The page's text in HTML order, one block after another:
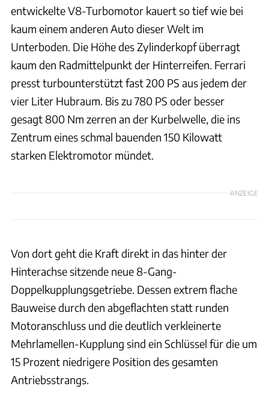
entwickelte V8-Turbomotor kauert so tief wie bei
kaum einem anderen Auto dieser Welt im
Unterboden. Die Höhe des Zylinderkopf überragt
kaum den Radmittelpunkt der Hinterreifen. Ferrari
presst turbounterstützt fast 200 PS aus jedem der
vier Liter Hubraum. Bis zu 780 PS oder besser
gesagt 800 Nm zerren an der Kurbelwelle, die ins
Zentrum eines schmal bauenden 150 Kilowatt
starken Elektromotor mündet.
ANZEIGE
Von dort geht die Kraft direkt in das hinter der
Hinterachse sitzende neue 8-Gang-
Doppelkupplungsgetriebe. Dessen extrem flache
Bauweise durch den abgeflachten statt runden
Motoranschluss und die deutlich verkleinerte
Mehrlamellen-Kupplung sind ein Schlüssel für die um
15 Prozent niedrigere Position des gesamten
Antriebsstrangs.